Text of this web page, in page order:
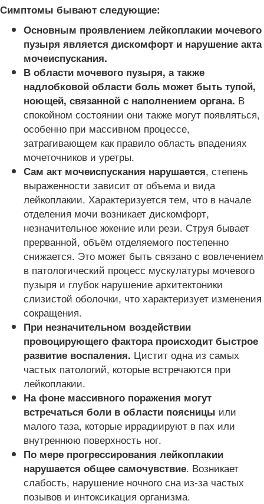
Симптомы бывают следующие:
Основным проявлением лейкоплакии мочевого
пузыря является дискомфорт и нарушение акта
мочеиспускания.
В области мочевого пузыря, а также
надлобковой области боль может быть тупой,
ноющей, связанной с наполнением органа. В
спокойном состоянии они также могут появляться,
особенно при массивном процессе,
затрагивающем как правило область впадениях
мочеточников и уретры.
Сам акт мочеиспускания нарушается, степень
выраженности зависит от объема и вида
лейкоплакии. Характеризуется тем, что в начале
отделения мочи возникает дискомфорт,
незначительное жжение или рези. Струя бывает
прерванной, объём отделяемого постепенно
снижается. Это может быть связано с вовлечением
в патологический процесс мускулатуры мочевого
пузыря и глубок нарушение архитектоники
слизистой оболочки, что характеризует изменения
сокращения.
При незначительном воздействии
провоцирующего фактора происходит быстрое
развитие воспаления. Цистит одна из самых
частых патологий, которые встречаются при
лейкоплакии.
На фоне массивного поражения могут
встречаться боли в области поясницы или
малого таза, которые иррадиируют в пах или
внутреннюю поверхность ног.
По мере прогрессирования лейкоплакии
нарушается общее самочувствие. Возникает
слабость, нарушение ночного сна из-за частых
позывов и интоксикация организма.